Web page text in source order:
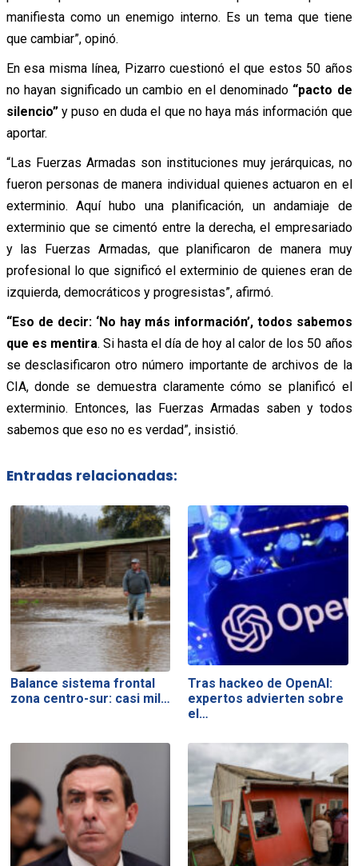
manifiesta como un enemigo interno. Es un tema que tiene
que cambiar”, opinó.
En esa misma línea, Pizarro cuestionó el que estos 50 años
no hayan significado un cambio en el denominado “pacto de
silencio”y puso en duda el que no haya más información que
aportar.
“Las Fuerzas Armadas son instituciones muy jerárquicas, no
fueron personas de manera individual quienes actuaron en el
exterminio. Aquí hubo una planificación, un andamiaje de
exterminio que se cimentó entre la derecha, el empresariado
y las Fuerzas Armadas, que planificaron de manera muy
profesional lo que significó el exterminio de quienes eran de
izquierda, democráticos y progresistas”, afirmó.
“Eso de decir: ‘No hay más información’, todos sabemos
que es mentira. Si hasta el día de hoy al calor de los 50 años
se desclasificaron otro número importante de archivos de la
CIA, donde se demuestra claramente cómo se planificó el
exterminio. Entonces, las Fuerzas Armadas saben y todos
sabemos que eso no es verdad”, insistió.
Entradas relacionadas:
Balance sistema frontal
zona centro-sur: casi mil…
Tras hackeo de OpenAI:
expertos advierten sobre
el…